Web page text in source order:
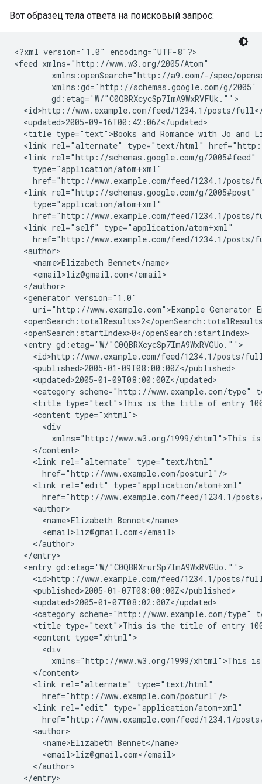
Вот образец тела ответа на поисковый запрос:
<?xml version="1.0" encoding="UTF-8"?>
<feed xmlns="http://www.w3.org/2005/Atom"
xmlns:openSearch="http://a9.com/-/spec/
        xmlns:gd='http://schemas.google.com/g/2005'
        gd:etag='W/"C0QBRXcycSp7ImA9WxRVFUk."'>
<id>http://www.example.com/feed/1234.1/posts/
  <updated>2005-09-16T00:42:06Z</updated>
<title type="text">Books and Romance with Jo and
<link rel="alternate" type="text/html"
  <link rel="http://schemas.google.com/g/2005#feed"
    type="application/atom+xml"
href="http://www.example.com/feed/1234.1/posts/
  <link rel="http://schemas.google.com/g/2005#post"
    type="application/atom+xml"
href="http://www.example.com/feed/1234.1/posts/
  <link rel="self" type="application/atom+xml"
href="http://www.example.com/feed/1234.1/posts/
  <author>
    <name>Elizabeth Bennet</name>
    <email>liz@gmail.com</email>
  </author>
  <generator version="1.0"
uri="http://www.example.com">Example Generator
<openSearch:totalResults>2</
  <openSearch:startIndex>0</openSearch:startIndex>
  <entry gd:etag='W/"C0QBRXcycSp7ImA9WxRVGUo."'>
<id>http://www.example.com/feed/1234.1/posts/
    <published>2005-01-09T08:00:00Z</published>
    <updated>2005-01-09T08:00:00Z</updated>
<category scheme="http://www.example.com/type"
<title type="text">This is the title of entry
    <content type="xhtml">
      <div
xmlns="http://www.w3.org/1999/xhtml">This
    </content>
    <link rel="alternate" type="text/html"
      href="http://www.example.com/posturl"/>
    <link rel="edit" type="application/atom+xml"
href="http://www.example.com/feed/1234.1/
    <author>
      <name>Elizabeth Bennet</name>
      <email>liz@gmail.com</email>
    </author>
  </entry>
  <entry gd:etag='W/"C0QBRXrurSp7ImA9WxRVGUo."'>
<id>http://www.example.com/feed/1234.1/posts/
    <published>2005-01-07T08:00:00Z</published>
    <updated>2005-01-07T08:02:00Z</updated>
<category scheme="http://www.example.com/type"
<title type="text">This is the title of entry
    <content type="xhtml">
      <div
xmlns="http://www.w3.org/1999/xhtml">This
    </content>
    <link rel="alternate" type="text/html"
      href="http://www.example.com/posturl"/>
    <link rel="edit" type="application/atom+xml"
href="http://www.example.com/feed/1234.1/
    <author>
      <name>Elizabeth Bennet</name>
      <email>liz@gmail.com</email>
    </author>
  </entry>